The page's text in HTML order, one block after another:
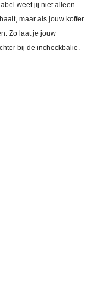
weet jij niet alleen
maar als jouw koffer
Zo laat je jouw
bij de incheckbalie.